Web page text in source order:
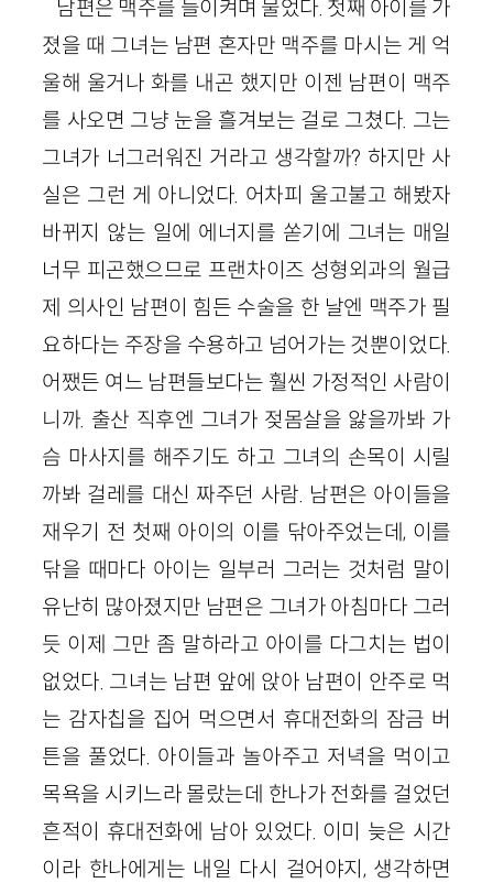
남편은 맥주를 들이켜며 물었다. 첫째 아이를 가
졌을 때 그녀는 남편 혼자만 맥주를 마시는 게 억
울해 울거나 화를 내곤 했지만 이젠 남편이 맥주
를 사오면 그냥 눈을 흘겨보는 걸로 그쳤다. 그는
그녀가 너그러워진 거라고 생각할까? 하지만 사
실은 그런 게 아니었다. 어차피 울고불고 해봤자
바뀌지 않는 일에 에너지를 쏟기에 그녀는 매일
너무 피곤했으므로 프랜차이즈 성형외과의 월급
제 의사인 남편이 힘든 수술을 한 날엔 맥주가 필
요하다는 주장을 수용하고 넘어가는 것뿐이었다.
어쨌든 여느 남편들보다는 훨씬 가정적인 사람이
니까. 출산 직후엔 그녀가 젖몸살을 앓을까봐 가
슴 마사지를 해주기도 하고 그녀의 손목이 시릴
까봐 걸레를 대신 짜주던 사람. 남편은 아이들을
재우기 전 첫째 아이의 이를 닦아주었는데, 이를
닦을 때마다 아이는 일부러 그러는 것처럼 말이
유난히 많아졌지만 남편은 그녀가 아침마다 그러
듯 이제 그만 좀 말하라고 아이를 다그치는 법이
없었다. 그녀는 남편 앞에 앉아 남편이 안주로 먹
는 감자칩을 집어 먹으면서 휴대전화의 잠금 버
튼을 풀었다. 아이들과 놀아주고 저녁을 먹이고
목욕을 시키느라 몰랐는데 한나가 전화를 걸었던
흔적이 휴대전화에 남아 있었다. 이미 늦은 시간
이라 한나에게는 내일 다시 걸어야지, 생각하면